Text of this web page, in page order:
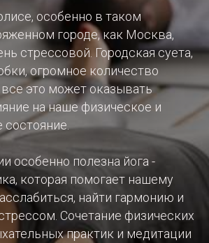
особенно в таком
городе, как Москва,
стрессовой. Городская суета,
огромное количество
это может оказывать
на наше физическое и
особенно полезна йога -
которая помогает нашему
найти гармонию и
Сочетание физических
практик и медитации